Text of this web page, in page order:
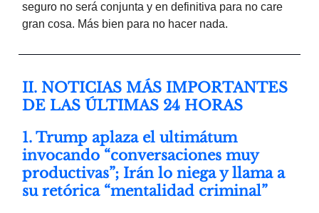
seguro no será conjunta y en definitiva para no care
gran cosa. Más bien para no hacer nada.
II. NOTICIAS MÁS IMPORTANTES
DE LAS ÚLTIMAS 24 HORAS
1. Trump aplaza el ultimátum
invocando “conversaciones muy
productivas”; Irán lo niega y llama a
su retórica “mentalidad criminal”